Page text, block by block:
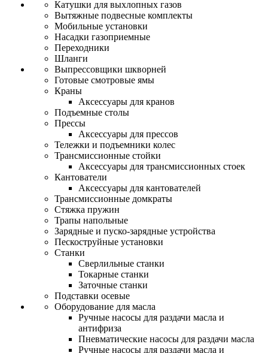
Катушки для выхлопных газов
Вытяжные подвесные комплекты
Мобильные установки
Насадки газоприемные
Переходники
Шланги
Выпрессовщики шкворней
Готовые смотровые ямы
Краны
Аксессуары для кранов
Подъемные столы
Прессы
Аксессуары для прессов
Тележки и подъемники колес
Трансмиссионные стойки
Аксессуары для трансмиссионных стоек
Кантователи
Аксессуары для кантователей
Трансмиссионные домкраты
Стяжка пружин
Трапы напольные
Зарядные и пуско-зарядные устройства
Пескоструйные установки
Станки
Сверлильные станки
Токарные станки
Заточные станки
Подставки осевые
Оборудование для масла
Ручные насосы для раздачи масла и
антифриза
Пневматические насосы для раздачи масла
Ручные насосы для раздачи масла и